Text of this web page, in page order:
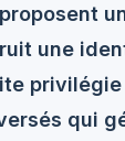
une
qui